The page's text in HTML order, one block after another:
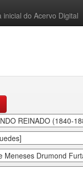
do Acervo Digital